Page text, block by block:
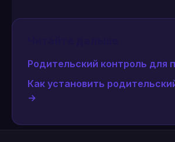
Родительский контроль для
Как установить
→